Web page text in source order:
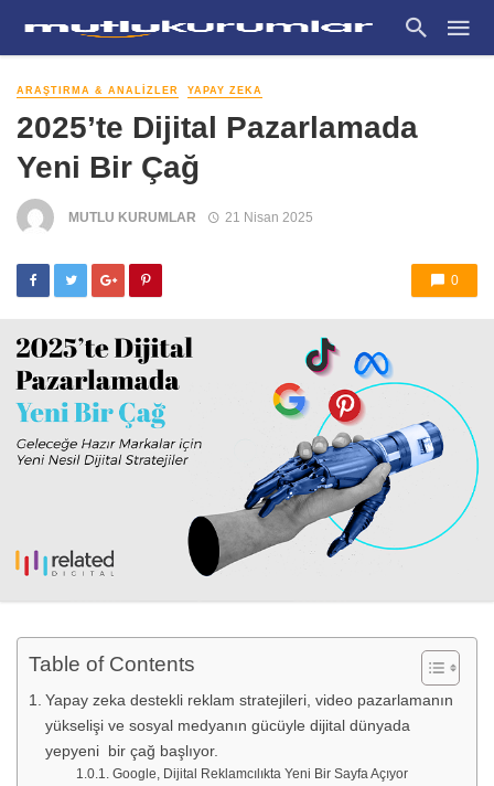
ARAŞTIRMA & ANALIZLER YAPAY ZEKA
2025’te Dijital Pazarlamada
Yeni Bir Çağ
MUTLU KURUMLAR 21 Nisan 2025
0
Table of Contents
Yapay zeka destekli reklam stratejileri, video pazarlamanın
yükselişi ve sosyal medyanın gücüyle dijital dünyada
yepyeni bir çağ başlıyor.
Google, Dijital Reklamcılıkta Yeni Bir Sayfa Açıyor